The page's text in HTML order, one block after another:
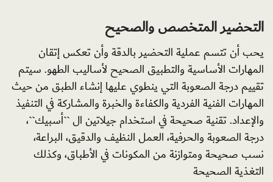
التحضير المتخصص والصحيح
يحب أن تتسم عملية التحضير بالدقة وأن تعكس إتقان
المهارات الأساسية والتطبيق الصحيح لأساليب الطهو. سيتم
تقييم درجة الصعوبة التي ينطوي عليها إنشاء الطبق من حيث
المهارات الفنية الفردية والكفاءة والخبرة والمشاركة في التنفيذ
والإعداد. تقنية صحيحة في استخدام جيلاتين ال ``أسبيك``،
درجة الصعوبة والحرفية، العمل النظيف والدقيق، البراعة،
نسب صحيحة ومتوازنة من المكونات في الأطباق، وكذلك
التغذية الصحيحة